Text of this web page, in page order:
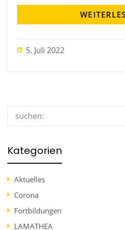
5. Juli 2022
Search
Kategorien
Aktuelles
Corona
Fortbildungen
LAMATHEA